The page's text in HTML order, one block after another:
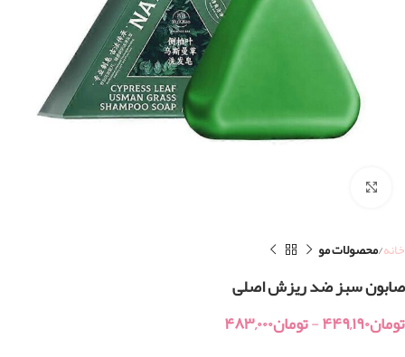
خانه محصولات مو
صابون سبز ضد ریزش اصلی
تومان۴۴۹,۱۹۰-تومان۴۸۳,۰۰۰